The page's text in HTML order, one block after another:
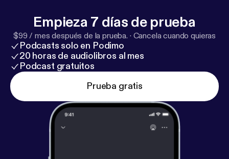
Empieza 7 días de prueba
$99 / mes después de la prueba. · Cancela cuando quieras
Podcasts solo en Podimo
20 horas de audiolibros al mes
Podcast gratuitos
Prueba gratis